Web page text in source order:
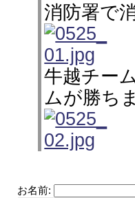
消防署で
牛越チー
ムが勝ち
お名前: